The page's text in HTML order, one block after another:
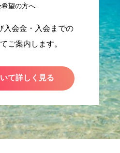
希望の方へ
入会金・入会までの
ご案内します。
て詳しく見る